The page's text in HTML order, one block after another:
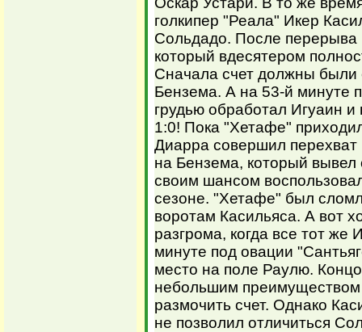
голкипер "Реала" Икер
Сольдадо. После перерыва
который вдесятером
Сначала счет должны были
Бензема. А на 53-й минуте
грудью обработал Игуаин
1:0! Пока "Хетафе"
Диарра совершил перехват
на Бензема, который
своим шансом
сезоне. "Хетафе" был
воротам Касильяса. А вот
разгрома, когда все тот же
минуте под овации
место на поле Раулю.
небольшим
размочить счет. Однако
не позволил отличиться